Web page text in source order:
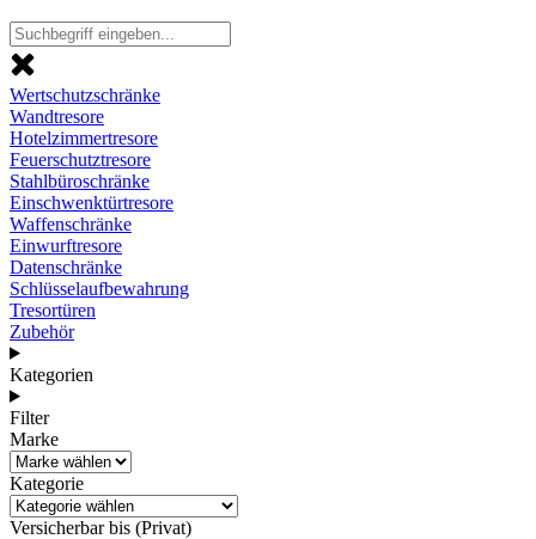
Wertschutzschränke
Wandtresore
Hotelzimmertresore
Feuerschutztresore
Stahlbüroschränke
Einschwenktürtresore
Waffenschränke
Einwurftresore
Datenschränke
Schlüsselaufbewahrung
Tresortüren
Zubehör
Kategorien
Filter
Marke
Kategorie
Versicherbar bis (Privat)